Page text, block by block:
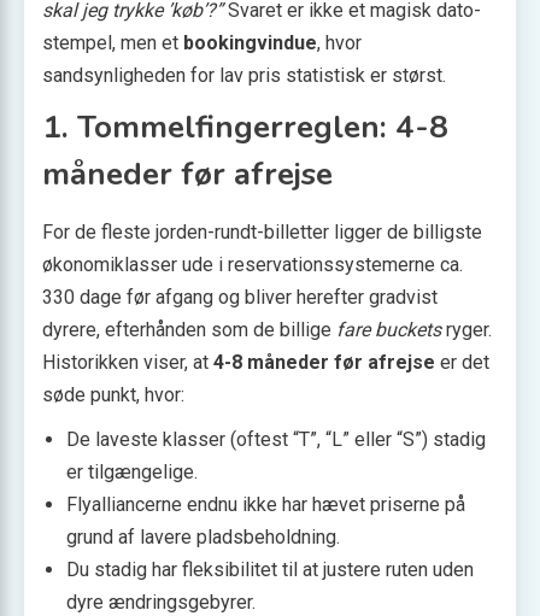
skal jeg trykke ’køb’?”Svaret er ikke et magisk dato-
stempel, men et bookingvindue, hvor
sandsynligheden for lav pris statistisk er størst.
1. Tommelfingerreglen: 4-8
måneder før afrejse
For de fleste jorden-rundt-billetter ligger de billigste
økonomiklasser ude i reservationssystemerne ca.
330 dage før afgang og bliver herefter gradvist
dyrere, efterhånden som de billige fare bucketsryger.
Historikken viser, at 4-8 måneder før afrejse er det
søde punkt, hvor:
De laveste klasser (oftest “T”, “L” eller “S”) stadig
er tilgængelige.
Flyalliancerne endnu ikke har hævet priserne på
grund af lavere pladsbeholdning.
Du stadig har fleksibilitet til at justere ruten uden
dyre ændringsgebyrer.